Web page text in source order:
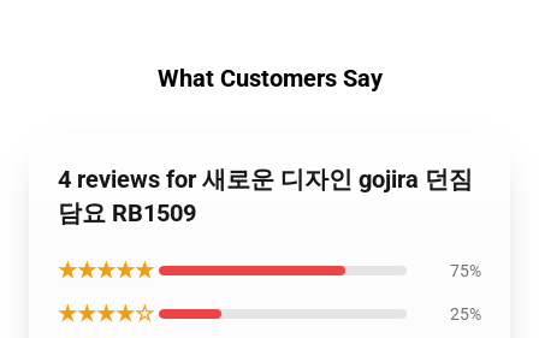
What Customers Say
4 reviews for 새로운 디자인 gojira 던짐
담요 RB1509
★★★★★ 75%
★★★★☆ 25%